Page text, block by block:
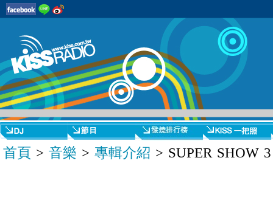
首頁 > 音樂 > 專輯介紹 > SUPER SHOW 3